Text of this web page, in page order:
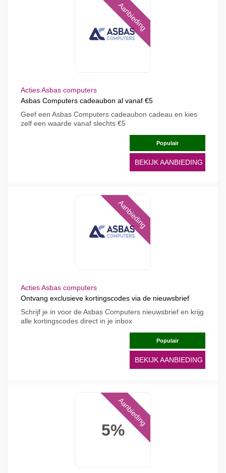
Aanbieding
Acties Asbas computers
Asbas Computers cadeaubon al vanaf €5
Geef een Asbas Computers cadeaubon cadeau en kies
zelf een waarde vanaf slechts €5
Populair
BEKIJK AANBIEDING
Aanbieding
Acties Asbas computers
Ontvang exclusieve kortingscodes via de nieuwsbrief
Schrijf je in voor de Asbas Computers nieuwsbrief en krijg
alle kortingscodes direct in je inbox
Populair
BEKIJK AANBIEDING
5%
Aanbieding